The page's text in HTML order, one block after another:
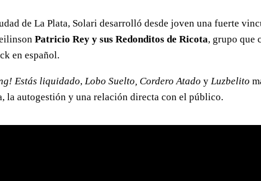
de La Plata, Solari desarrolló desde joven una fuerte
Patricio Rey y sus Redonditos de Ricota, grupo que
en español.
Estás liquidado, Lobo Suelto, Cordero Atado y Luzbelito
la autogestión y una relación directa con el público.